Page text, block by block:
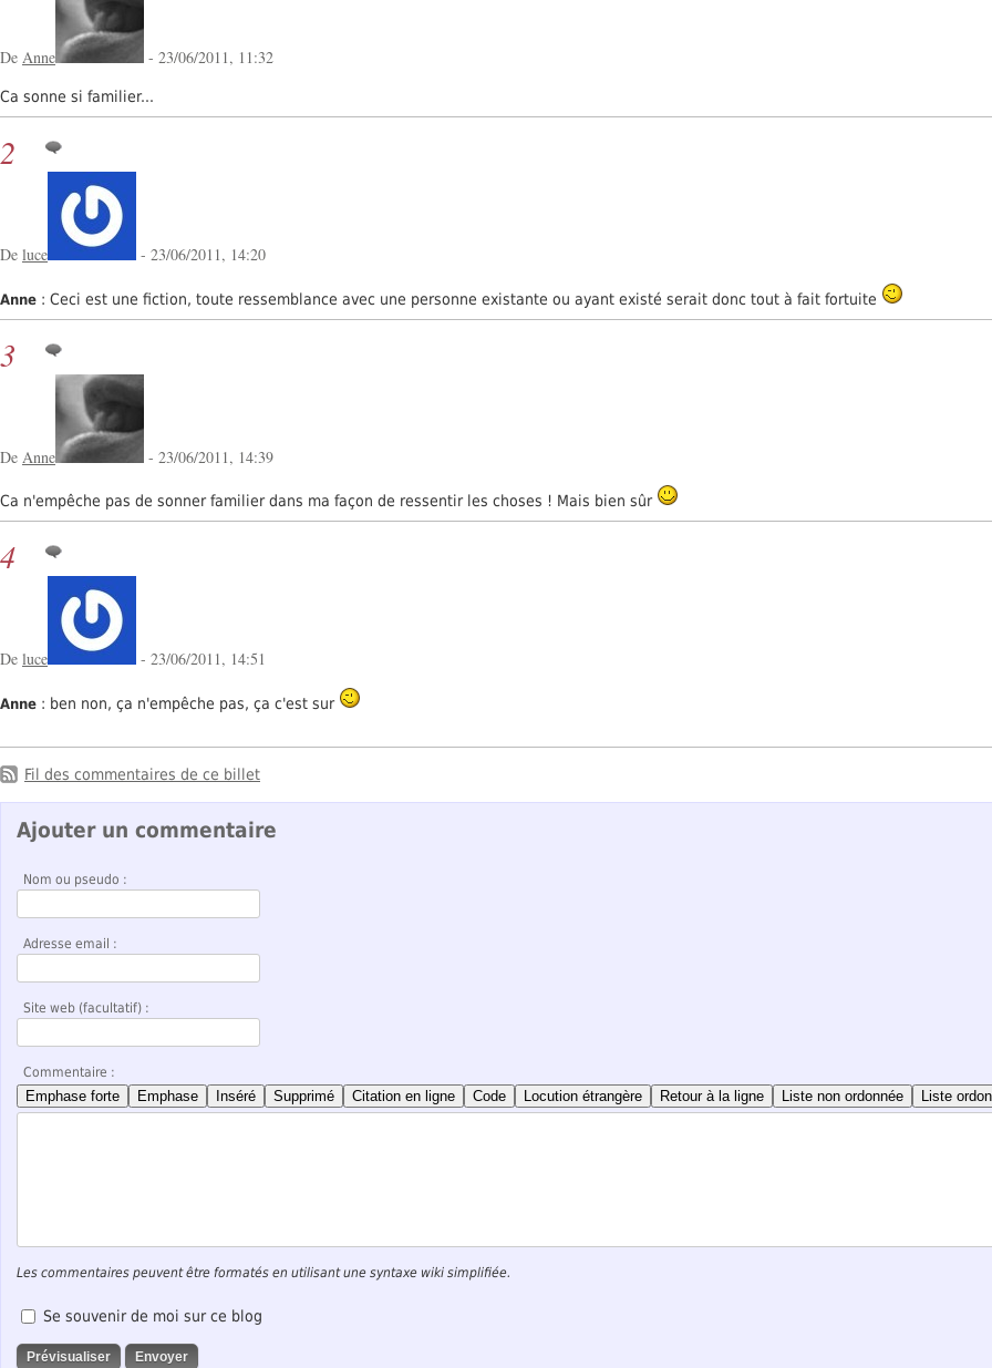
De Anne - 23/06/2011, 11:32
Ca sonne si familier...
2
De luce - 23/06/2011, 14:20
Anne : Ceci est une fiction, toute ressemblance avec une personne existante ou ayant existé serait donc tout à fait fortuite
3
De Anne - 23/06/2011, 14:39
Ca n'empêche pas de sonner familier dans ma façon de ressentir les choses ! Mais bien sûr
4
De luce - 23/06/2011, 14:51
Anne : ben non, ça n'empêche pas, ça c'est sur
Fil des commentaires de ce billet
Ajouter un commentaire
Nom ou pseudo :
Adresse email :
Site web (facultatif) :
Commentaire :
Emphase forte Emphase Inséré Supprimé Citation en ligne Code Locution étrangère Retour à la ligne Liste non ordonnée Liste
Les commentaires peuvent être formatés en utilisant une syntaxe wiki simplifiée.
Se souvenir de moi sur ce blog